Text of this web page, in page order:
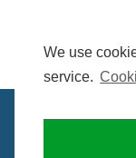
We use
service.